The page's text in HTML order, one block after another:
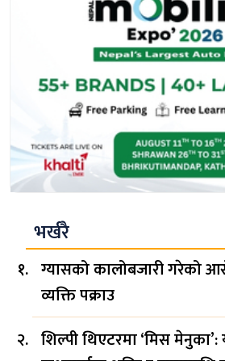
भर्खरै
ग्यासको कालोबजारी गरेको
व्यक्ति पक्राउ
शिल्पी थिएटरमा ‘मिस मेनुका’: